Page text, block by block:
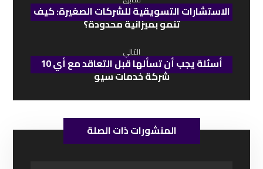
الاستشارات التسويقية للشركات الصغيرة: كيف
تنمو بميزانية محدودة؟
التالي
10 أسئلة يجب أن تسألها قبل التعاقد مع أي
شركة خدمات سيو
المنشورات ذات الصلة